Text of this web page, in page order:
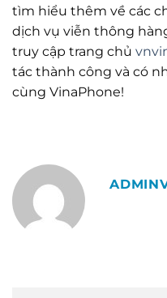
tìm hiểu thêm về các
dịch vụ viễn thông
truy cập trang chủ
tác thành công và có
cùng VinaPhone!